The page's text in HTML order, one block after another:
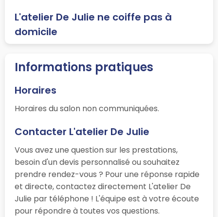
L'atelier De Julie ne coiffe pas à
domicile
Informations pratiques
Horaires
Horaires du salon non communiquées.
Contacter L'atelier De Julie
Vous avez une question sur les prestations,
besoin d'un devis personnalisé ou souhaitez
prendre rendez-vous ? Pour une réponse rapide
et directe, contactez directement L'atelier De
Julie par téléphone ! L'équipe est à votre écoute
pour répondre à toutes vos questions.